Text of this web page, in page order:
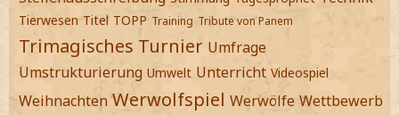
Tierwesen Titel TOPP Training Tribute von Panem
Trimagisches Turnier Umfrage
Umstrukturierung Umwelt Unterricht Videospiel
Weihnachten Werwolfspiel Werwölfe Wettbewerb